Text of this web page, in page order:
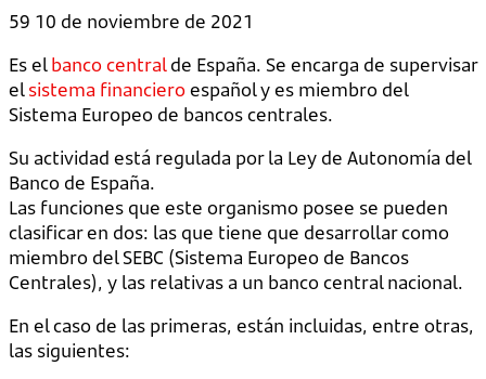
59 10 de noviembre de 2021
Es elbanco centralde España. Se encarga de supervisar
elsistema financieroespañol y es miembro del
Sistema Europeo de bancos centrales.
Su actividad está regulada por la Ley de Autonomía del
Banco de España.
Las funciones que este organismo posee se pueden
clasificar en dos: las que tiene que desarrollar como
miembro del SEBC (Sistema Europeo de Bancos
Centrales), y las relativas a un banco central nacional.
En el caso de las primeras, están incluidas, entre otras,
las siguientes: